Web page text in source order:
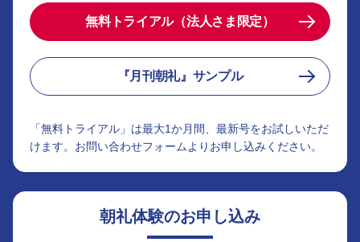
無料トライアル（法人さま限定）
『月刊朝礼』サンプル
「無料トライアル」は最大1か月間、最新号をお試しいただ
けます。お問い合わせフォームよりお申し込みください。
朝礼体験のお申し込み